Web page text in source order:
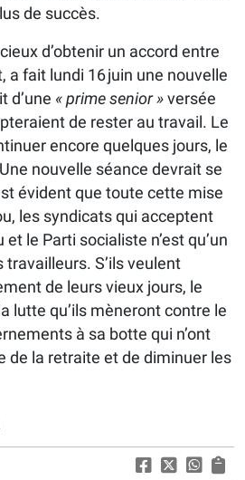
de succès.
d’obtenir un accord entre
a fait lundi 16 juin une nouvelle
d’une « prime senior »versée
de rester au travail. Le
encore quelques jours, le
nouvelle séance devrait se
évident que toute cette mise
les syndicats qui acceptent
le Parti socialiste n’est qu’un
travailleurs. S’ils veulent
de leurs vieux jours, le
lutte qu’ils mèneront contre le
à sa botte qui n’ont
de la retraite et de diminuer les